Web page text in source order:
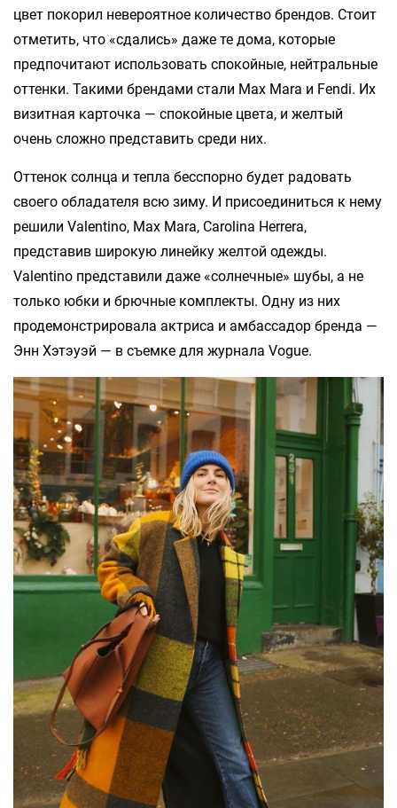
цвет покорил невероятное количество брендов. Стоит
отметить, что «сдались» даже те дома, которые
предпочитают использовать спокойные, нейтральные
оттенки. Такими брендами стали Max Mara и Fendi. Их
визитная карточка — спокойные цвета, и желтый
очень сложно представить среди них.
Оттенок солнца и тепла бесспорно будет радовать
своего обладателя всю зиму. И присоединиться к нему
решили Valentino, Max Mara, Carolina Herrera,
представив широкую линейку желтой одежды.
Valentino представили даже «солнечные» шубы, а не
только юбки и брючные комплекты. Одну из них
продемонстрировала актриса и амбассадор бренда —
Энн Хэтэуэй — в съемке для журнала Vogue.